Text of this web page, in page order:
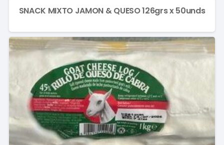
SNACK MIXTO JAMON & QUESO 126grs x 50unds